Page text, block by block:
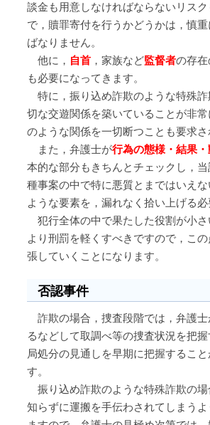
談金も用意しなければならないリス
で，贖罪寄付を行うかどうかは，慎
ばなりません。
他に， 自首 ，家族など監督者の存
も必要になってきます。
特に，振り込め詐欺のような特殊
切な交遊関係を築いていることが非
のような関係を一切断つことも要求さ
また，弁護士が行為の態様・結果
本的な部分もきちんとチェックし，
種事案の中で特に悪質とまではいえ
ような要素を，漏れなく拾い上げる必
犯行全体の中で果たした役割が小
より刑罰を軽くすべきですので，こ
張していくことになります。
否認事件
詐欺の場合，捜査段階では，弁護士
るなどして取調べ等の捜査状況を把
局処分の見通しを早期に把握するこ
す。
振り込め詐欺のような特殊詐欺の
知らずに運搬を手伝わされてしまうよ